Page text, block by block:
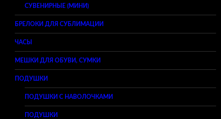
СУВЕНИРНЫЕ (МИНИ)
БРЕЛОКИ ДЛЯ СУБЛИМАЦИИ
ЧАСЫ
МЕШКИ ДЛЯ ОБУВИ, СУМКИ
ПОДУШКИ
ПОДУШКИ С НАВОЛОЧКАМИ
ПОДУШКИ